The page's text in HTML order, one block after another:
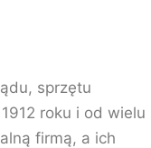
sprzętu
roku i od wielu
firmą, a ich